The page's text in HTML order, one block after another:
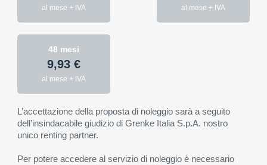
al mese + IVA al mese + IVA
48 mesi
9,93 €
al mese + IVA
L’accettazione della proposta di noleggio sarà a seguito
dell’insindacabile giudizio di Grenke Italia S.p.A. nostro
unico renting partner.
Per potere accedere al servizio di noleggio è necessario